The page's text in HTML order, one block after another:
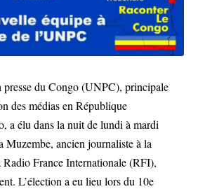
presse du Congo (UNPC), principale
des médias en République
a élu dans la nuit de lundi à mardi
Muzembe, ancien journaliste à la
France Internationale (RFI),
L’élection a eu lieu lors du 10e